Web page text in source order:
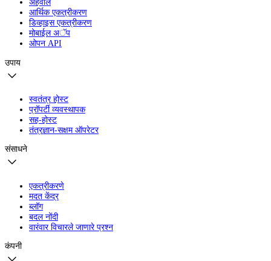
अहवाल
आर्थिक एकत्रीकरण
डिव्हाइस एकत्रीकरण
मोबाईल अॅप
ओपन API
उपाय
स्वतंत्र होस्ट
प्रॉपर्टी व्यवस्थापक
सह-होस्ट
तंत्रज्ञान-सक्षम ऑपरेटर
संसाधने
एकत्रीकरणे
मदत केंद्र
ब्लॉग
बदल नोंदी
वारंवार विचारले जाणारे प्रश्न
कंपनी